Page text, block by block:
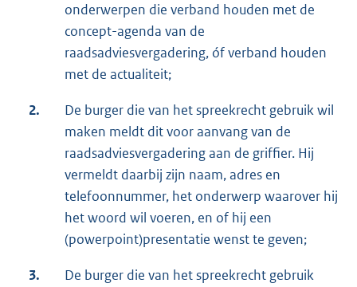
onderwerpen die verband houden met de
concept-agenda van de
raadsadviesvergadering, óf verband houden
met de actualiteit;
2.
De burger die van het spreekrecht gebruik wil
maken meldt dit voor aanvang van de
raadsadviesvergadering aan de griffier. Hij
vermeldt daarbij zijn naam, adres en
telefoonnummer, het onderwerp waarover hij
het woord wil voeren, en of hij een
(powerpoint)presentatie wenst te geven;
3.
De burger die van het spreekrecht gebruik